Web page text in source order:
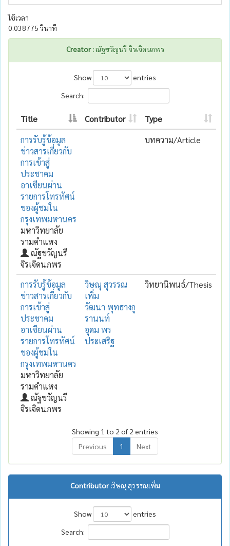
ใช้เวลา
0.038775 วินาที
Creator :ณัฐขวัญนรี จิรเจิดนภพร
Show
entries
Search:
Title Contributor
Type
การรับรู้ข้อมูล
ข่าวสารเกี่ยวกับ
การเข้าสู่
ประชาคม
อาเซียนผ่าน
รายการโทรทัศน์
ของผู้ชมใน
กรุงเทพมหานคร
มหาวิทยาลัย
รามคำแหง
ณัฐขวัญนรี
จิรเจิดนภพร
บทความ/Article
การรับรู้ข้อมูล
ข่าวสารเกี่ยวกับ
การเข้าสู่
ประชาคม
อาเซียนผ่าน
รายการโทรทัศน์
ของผู้ชมใน
กรุงเทพมหานคร
มหาวิทยาลัย
รามคำแหง
ณัฐขวัญนรี
จิรเจิดนภพร
วิษณุ สุวรรณ
เพิ่ม
วัฒนา พุทธางกู
รานนท์
อุดม พร
ประเสริฐ
วิทยานิพนธ์/Thesis
Showing 1 to 2 of 2 entries
Previous
1 Next
Contributor :วิษณุ สุวรรณเพิ่ม
Show
entries
Search: